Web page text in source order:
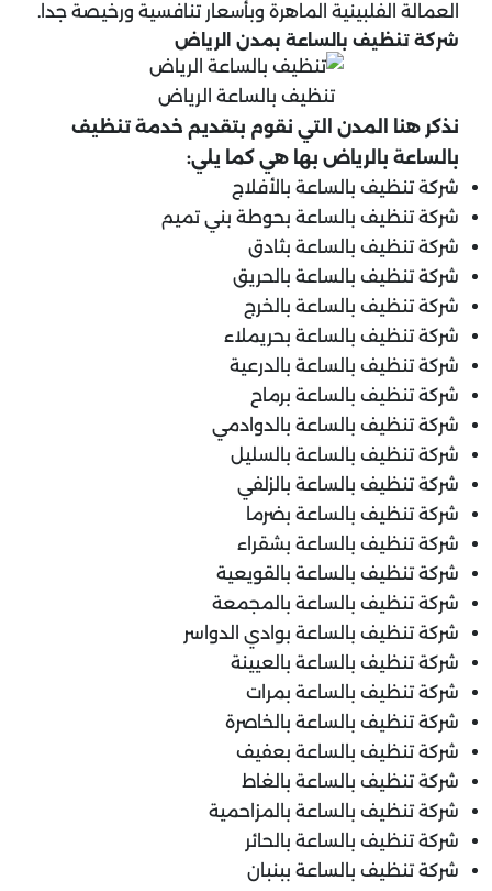
العمالة الفلبينية الماهرة وبأسعار تنافسية ورخيصة جدا.
شركة تنظيف بالساعة بمدن الرياض
تنظيف بالساعة الرياض
نذكر هنا المدن التي نقوم بتقديم خدمة تنظيف
بالساعة بالرياض بها هي كما يلي:
شركة تنظيف بالساعة بالأفلاج
شركة تنظيف بالساعة بحوطة بني تميم
شركة تنظيف بالساعة بثادق
شركة تنظيف بالساعة بالحريق
شركة تنظيف بالساعة بالخرج
شركة تنظيف بالساعة بحريملاء
شركة تنظيف بالساعة بالدرعية
شركة تنظيف بالساعة برماح
شركة تنظيف بالساعة بالدوادمي
شركة تنظيف بالساعة بالسليل
شركة تنظيف بالساعة بالزلفي
شركة تنظيف بالساعة بضرما
شركة تنظيف بالساعة بشقراء
شركة تنظيف بالساعة بالقويعية
شركة تنظيف بالساعة بالمجمعة
شركة تنظيف بالساعة بوادي الدواسر
شركة تنظيف بالساعة بالعيينة
شركة تنظيف بالساعة بمرات
شركة تنظيف بالساعة بالخاصرة
شركة تنظيف بالساعة بعفيف
شركة تنظيف بالساعة بالغاط
شركة تنظيف بالساعة بالمزاحمية
شركة تنظيف بالساعة بالحائر
شركة تنظيف بالساعة ببنبان